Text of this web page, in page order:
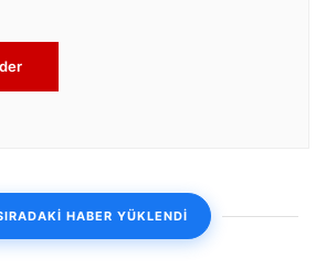
HABER YÜKLENDİ